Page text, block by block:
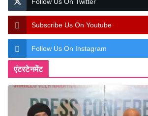
Follow Us On Twitter
Subscribe Us On Youtube
Follow Us On Instagram
एंटरटेनमेंट